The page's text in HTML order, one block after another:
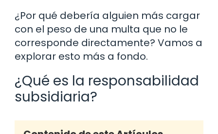
¿Por qué debería alguien más cargar
con el peso de una multa que no le
corresponde directamente? Vamos a
explorar esto más a fondo.
¿Qué es la responsabilidad
subsidiaria?